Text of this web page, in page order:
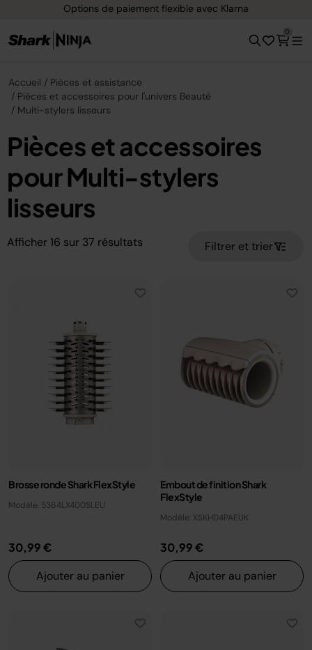
Options de paiement flexible avec Klarna
0
Accueil
Pièces et assistance
Pièces et accessoires pour l'univers Beauté
Multi-stylers lisseurs
Pièces et accessoires
pour Multi-stylers
lisseurs
Afficher 16 sur 37 résultats Filtrer et trier
Brosse ronde Shark FlexStyle
Modèle: 5364LX400SLEU
30,99 €
Ajouter au panier
Embout de finition Shark
FlexStyle
Modèle: XSKHD4PAEUK
30,99 €
Ajouter au panier